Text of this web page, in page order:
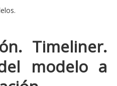
. Timeliner.
modelo a